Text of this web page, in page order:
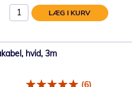
LÆG I KURV
hvid, 3m
(6)